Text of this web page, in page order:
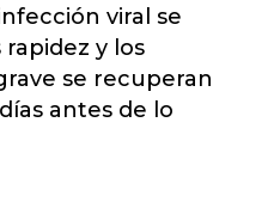
viral se
y los
se recuperan
antes de lo